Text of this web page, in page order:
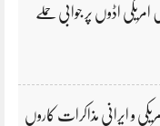
اڈوں پر جوابی حملے
و ایرانی مذاکرات کاروں